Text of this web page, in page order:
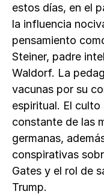
estos días, en el
la influencia
pensamiento
Steiner, padre
Waldorf. La
vacunas por su
espiritual. El culto
constante de las
germanas,
conspirativas
Gates y el rol de
Trump.